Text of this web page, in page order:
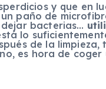
y que en
paño de
bacterias…
lo
de la
es hora de coger